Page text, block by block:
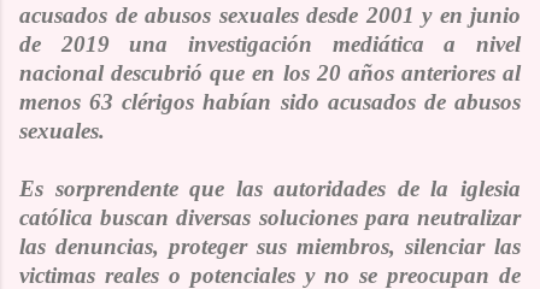
acusados de abusos sexuales desde 2001 y en junio
de 2019 una investigación mediática a nivel
nacional descubrió que en los 20 años anteriores al
menos 63 clérigos habían sido acusados de abusos
sexuales.
Es sorprendente que las autoridades de la iglesia
católica buscan diversas soluciones para neutralizar
las denuncias, proteger sus miembros, silenciar las
victimas reales o potenciales y no se preocupan de